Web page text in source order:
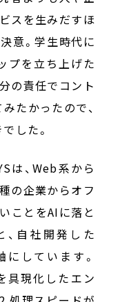
スを生みだすほ
意。学生時代に
プを立ち上げた
の責任でコント
たかったので、
した。
は、Web系から
の企業からオフ
ことをAIに落と
自社開発した
にしています。
具現化したエン